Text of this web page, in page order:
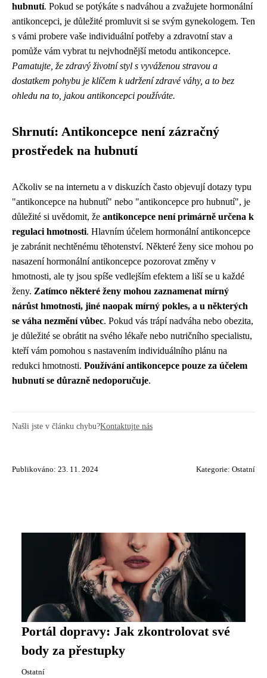
hubnutí. Pokud se potýkáte s nadváhou a zvažujete hormonální
antikoncepci, je důležité promluvit si se svým gynekologem. Ten
s vámi probere vaše individuální potřeby a zdravotní stav a
pomůže vám vybrat tu nejvhodnější metodu antikoncepce.
Pamatujte, že zdravý životní styl s vyváženou stravou a
dostatkem pohybu je klíčem k udržení zdravé váhy, a to bez
ohledu na to, jakou antikoncepci používáte.
Shrnutí: Antikoncepce není zázračný
prostředek na hubnutí
Ačkoliv se na internetu a v diskuzích často objevují dotazy typu
"antikoncepce na hubnutí" nebo "antikoncepce pro hubnutí", je
důležité si uvědomit, že antikoncepce není primárně určena k
regulaci hmotnosti. Hlavním účelem hormonální antikoncepce
je zabránit nechtěnému těhotenství. Některé ženy sice mohou po
nasazení hormonální antikoncepce pozorovat změny v
hmotnosti, ale ty jsou spíše vedlejším efektem a liší se u každé
ženy. Zatímco některé ženy mohou zaznamenat mírný
nárůst hmotnosti, jiné naopak mírný pokles, a u některých
se váha nezmění vůbec. Pokud vás trápí nadváha nebo obezita,
je důležité se obrátit na svého lékaře nebo nutričního specialistu,
kteří vám pomohou s nastavením individuálního plánu na
redukci hmotnosti. Používání antikoncepce pouze za účelem
hubnutí se důrazně nedoporučuje.
Našli jste v článku chybu?Kontaktujte nás
Publikováno: 23. 11. 2024 Kategorie: Ostatní
Portál dopravy: Jak zkontrolovat své
body za přestupky
Ostatní